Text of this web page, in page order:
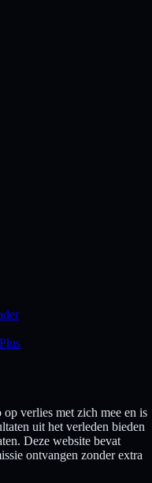
verlies met zich mee en is
uit het verleden bieden
Deze website bevat
ontvangen zonder extra